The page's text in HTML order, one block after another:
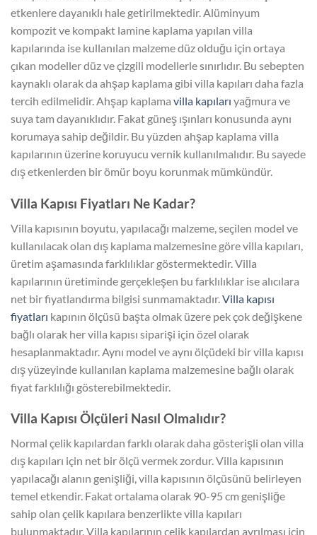
etkenlere dayanıklı hale getirilmektedir. Alüminyum
kompozit ve kompakt lamine kaplama yapılan villa
kapılarında ise kullanılan malzeme düz olduğu için ortaya
çıkan modeller düz ve çizgili modellerle sınırlıdır. Bu sebepten
kaynaklı olarak da ahşap kaplama gibi villa kapıları daha fazla
tercih edilmelidir. Ahşap kaplama villa kapıları yağmura ve
suya tam dayanıklıdır. Fakat güneş ışınları konusunda aynı
korumaya sahip değildir. Bu yüzden ahşap kaplama villa
kapılarının üzerine koruyucu vernik kullanılmalıdır. Bu sayede
dış etkenlerden bir ömür boyu korunmak mümkündür.
Villa Kapısı Fiyatları Ne Kadar?
Villa kapısının boyutu, yapılacağı malzeme, seçilen model ve
kullanılacak olan dış kaplama malzemesine göre villa kapıları,
üretim aşamasında farklılıklar göstermektedir. Villa
kapılarının üretiminde gerçekleşen bu farklılıklar ise alıcılara
net bir fiyatlandırma bilgisi sunmamaktadır. Villa kapısı
fiyatları kapının ölçüsü başta olmak üzere pek çok değişkene
bağlı olarak her villa kapısı siparişi için özel olarak
hesaplanmaktadır. Aynı model ve aynı ölçüdeki bir villa kapısı
dış yüzeyinde kullanılan kaplama malzemesine bağlı olarak
fiyat farklılığı gösterebilmektedir.
Villa Kapısı Ölçüleri Nasıl Olmalıdır?
Normal çelik kapılardan farklı olarak daha gösterişli olan villa
dış kapıları için net bir ölçü vermek zordur. Villa kapısının
yapılacağı alanın genişliği, villa kapısının ölçüsünü belirleyen
temel etkendir. Fakat ortalama olarak 90-95 cm genişliğe
sahip olan çelik kapılara benzerlikte villa kapıları
bulunmaktadır. Villa kapılarının çelik kapılardan ayrılması için